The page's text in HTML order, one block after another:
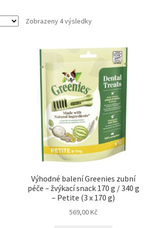
Zobrazeny 4 výsledky
Výhodné balení Greenies zubní
péče – žvýkací snack 170 g / 340 g
– Petite (3 x 170 g)
569,00Kč